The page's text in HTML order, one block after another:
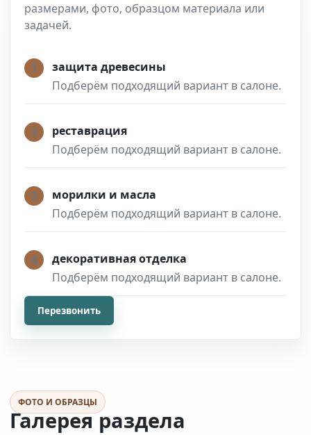
размерами, фото, образцом материала или
задачей.
1
защита древесины
Подберём подходящий вариант в салоне.
2
реставрация
Подберём подходящий вариант в салоне.
3
морилки и масла
Подберём подходящий вариант в салоне.
4
декоративная отделка
Подберём подходящий вариант в салоне.
Перезвонить
ФОТО И ОБРАЗЦЫ
Галерея раздела